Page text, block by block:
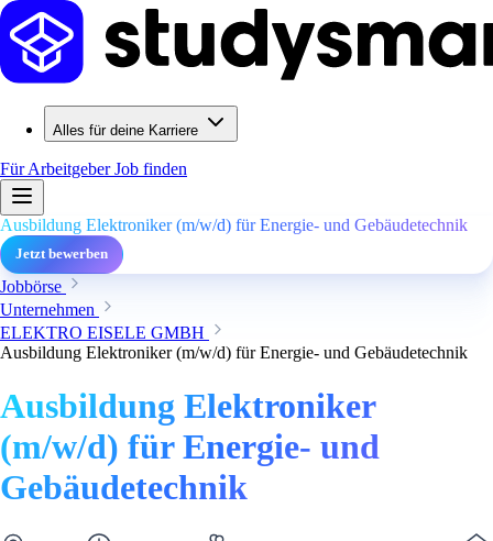
Alles für deine Karriere
Für ArbeitgeberJob finden
Ausbildung Elektroniker (m/w/d) für Energie- und Gebäudetechnik
Jetzt bewerben
Jobbörse
Unternehmen
ELEKTRO EISELE GMBH
Ausbildung Elektroniker (m/w/d) für Energie- und Gebäudetechnik
Ausbildung Elektroniker
(m/w/d) für Energie- und
Gebäudetechnik